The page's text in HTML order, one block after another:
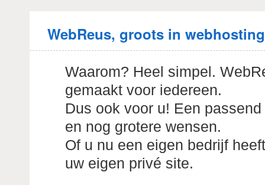
WebReus, groots in webhosting
Waarom? Heel simpel.
gemaakt voor iedereen.
Dus ook voor u! Een
en nog grotere wensen.
Of u nu een eigen bedrijf
uw eigen privé site.